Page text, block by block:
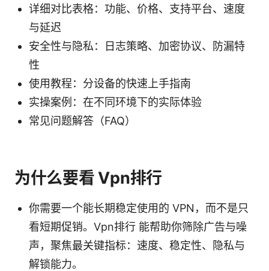
详细对比表格：功能、价格、支持平台、速度
与延迟
安全性与隐私：日志策略、加密协议、防漏特
性
使用教程：分设备的快速上手指南
实操案例：在不同环境下的实际体验
常见问题解答（FAQ）
为什么要看 Vpn排行
你需要一个能长期稳定使用的 VPN，而不是只
看短期促销。Vpn排行 能帮助你筛除广告与噪
声，聚焦最关键指标：速度、稳定性、隐私与
解锁能力。